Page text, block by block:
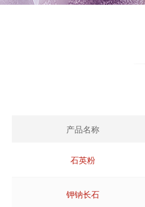
产品名称
石英粉
钾钠长石